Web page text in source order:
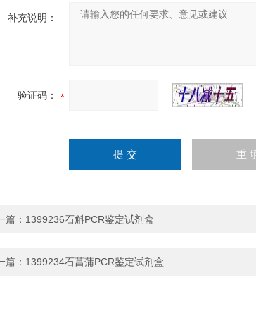
补充说明：
验证码：
篇： 1399236石斛PCR鉴定试剂盒
篇： 1399234石菖蒲PCR鉴定试剂盒